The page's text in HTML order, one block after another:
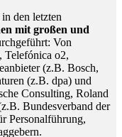
den letzten
mit großen und
Von
Telefónica o2,
(z.B. Bosch,
(z.B. dpa) und
Consulting, Roland
Bundesverband der
Personalführung,